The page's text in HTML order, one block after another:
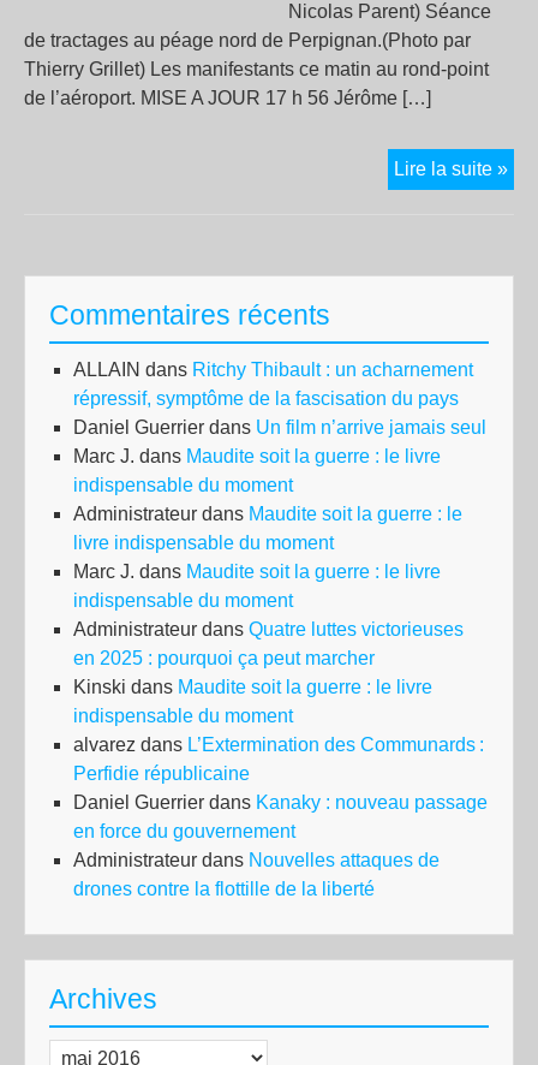
Nicolas Parent) Séance
de tractages au péage nord de Perpignan.(Photo par
Thierry Grillet) Les manifestants ce matin au rond-point
de l’aéroport. MISE A JOUR 17 h 56 Jérôme […]
Lire la suite »Loi
Commentaires récents
ALLAIN dans Ritchy Thibault : un acharnement
répressif, symptôme de la fascisation du pays
Daniel Guerrier dans Un film n’arrive jamais seul
Marc J. dans Maudite soit la guerre : le livre
indispensable du moment
Administrateur dans Maudite soit la guerre : le
livre indispensable du moment
Marc J. dans Maudite soit la guerre : le livre
indispensable du moment
Administrateur dans Quatre luttes victorieuses
en 2025 : pourquoi ça peut marcher
Kinski dans Maudite soit la guerre : le livre
indispensable du moment
alvarez dans L’Extermination des Communards :
Perfidie républicaine
Daniel Guerrier dans Kanaky : nouveau passage
en force du gouvernement
Administrateur dans Nouvelles attaques de
drones contre la flottille de la liberté
Archives
Archives